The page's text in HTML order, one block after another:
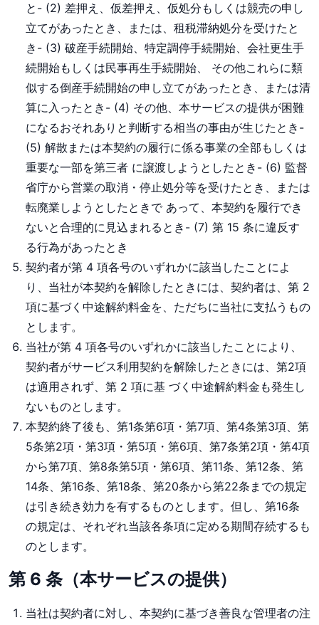
と- (2) 差押え、仮差押え、仮処分もしくは競売の申し
立てがあったとき、または、租税滞納処分を受けたと
き- (3) 破産手続開始、特定調停手続開始、会社更生手
続開始もしくは民事再生手続開始、 その他これらに類
似する倒産手続開始の申し立てがあったとき、または清
算に入ったとき- (4) その他、本サービスの提供が困難
になるおそれありと判断する相当の事由が生じたとき-
(5) 解散または本契約の履行に係る事業の全部もしくは
重要な一部を第三者 に譲渡しようとしたとき- (6) 監督
省庁から営業の取消・停止処分等を受けたとき、または
転廃業しようとしたときで あって、本契約を履行でき
ないと合理的に見込まれるとき- (7) 第 15 条に違反す
る行為があったとき
契約者が第 4 項各号のいずれかに該当したことによ
り、当社が本契約を解除したときには、契約者は、第 2
項に基づく中途解約料金を、ただちに当社に支払うもの
とします。
当社が第 4 項各号のいずれかに該当したことにより、
契約者がサービス利用契約を解除したときには、第2項
は適用されず、第 2 項に基 づく中途解約料金も発生し
ないものとします。
本契約終了後も、第1条第6項・第7項、第4条第3項、第
5条第2項・第3項・第5項・第6項、第7条第2項・第4項
から第7項、第8条第5項・第6項、第11条、第12条、第
14条、第16条、第18条、第20条から第22条までの規定
は引き続き効力を有するものとします。但し、第16条
の規定は、それぞれ当該各条項に定める期間存続するも
のとします。
第 6 条（本サービスの提供）
当社は契約者に対し、本契約に基づき善良な管理者の注